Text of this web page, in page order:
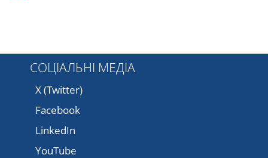
СОЦІАЛЬНІ МЕДІА
X (Twitter)
Facebook
LinkedIn
YouTube